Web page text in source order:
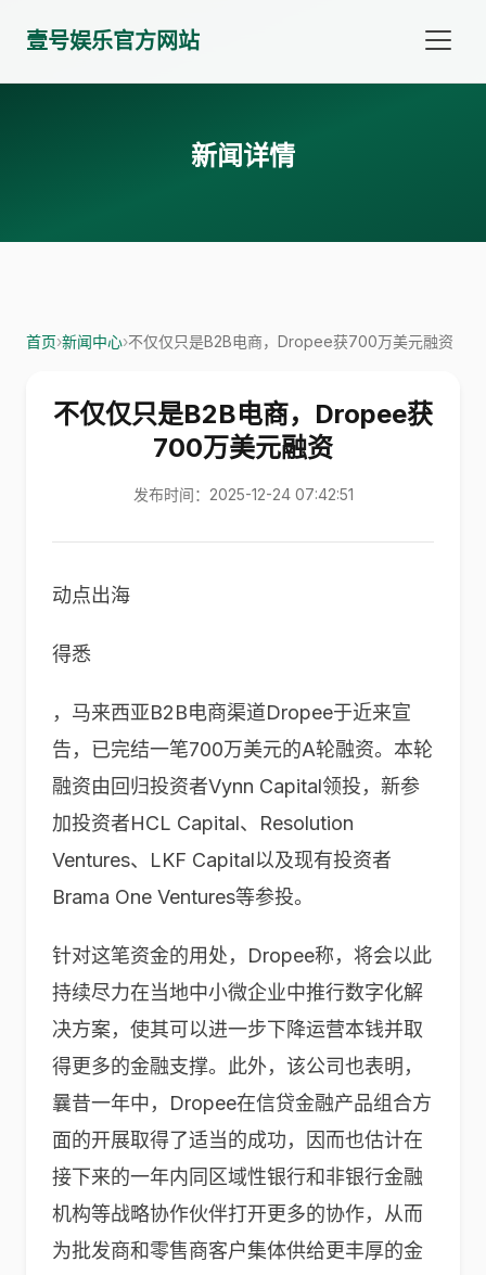
壹号娱乐官方网站
新闻详情
首页›新闻中心›不仅仅只是B2B电商，Dropee获700万美元融资
不仅仅只是B2B电商，Dropee获
700万美元融资
发布时间：2025-12-24 07:42:51
动点出海
得悉
，马来西亚B2B电商渠道Dropee于近来宣
告，已完结一笔700万美元的A轮融资。本轮
融资由回归投资者Vynn Capital领投，新参
加投资者HCL Capital、Resolution
Ventures、LKF Capital以及现有投资者
Brama One Ventures等参投。
针对这笔资金的用处，Dropee称，将会以此
持续尽力在当地中小微企业中推行数字化解
决方案，使其可以进一步下降运营本钱并取
得更多的金融支撑。此外，该公司也表明，
曩昔一年中，Dropee在信贷金融产品组合方
面的开展取得了适当的成功，因而也估计在
接下来的一年内同区域性银行和非银行金融
机构等战略协作伙伴打开更多的协作，从而
为批发商和零售商客户集体供给更丰厚的金